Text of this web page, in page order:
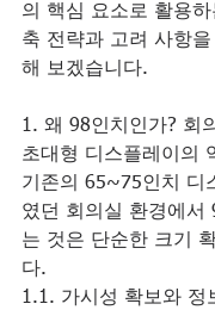
의 핵심 요소로 활용
축 전략과 고려 사항
해 보겠습니다.
1. 왜 98인치인가? 회
초대형 디스플레이의
기존의 65~75인치 디
였던 회의실 환경에서
는 것은 단순한 크기
다.
1.1. 가시성 확보와 정